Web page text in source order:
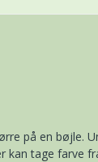
på en bøjle.
kan tage farve